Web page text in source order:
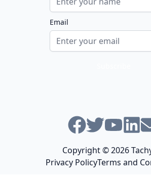
Email
Copyright © 2026
Privacy PolicyTerms and